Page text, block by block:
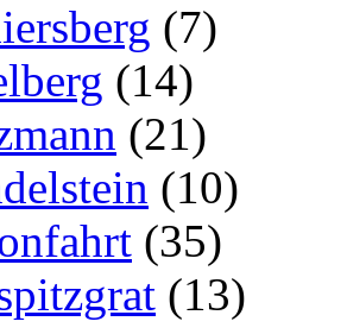
(7)
(14)
(21)
(10)
(35)
(13)